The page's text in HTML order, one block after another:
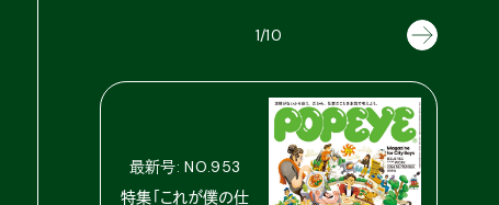
【#3】 今いちばん読んでいる
2021年7月26日
【#1】『シンプソンズ』につい
2021年5月14日
1/10
最新号: NO.953
特集「これが僕の仕